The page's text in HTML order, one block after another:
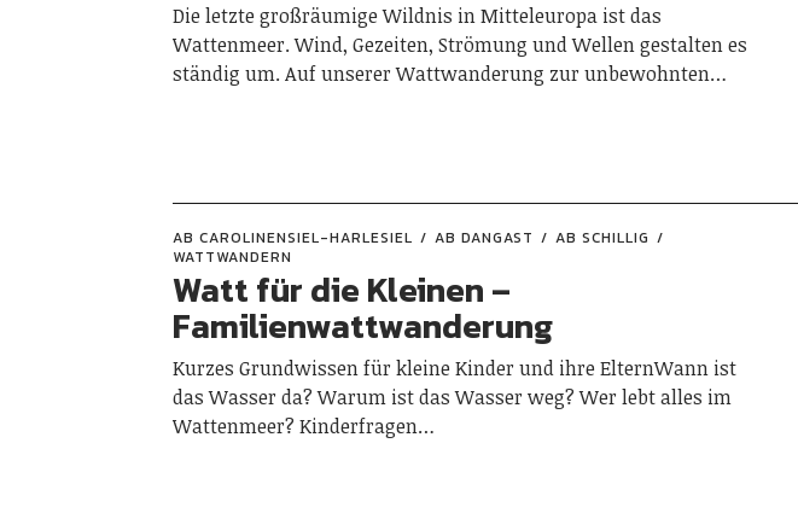
Die letzte großräumige Wildnis in Mitteleuropa ist das
Wattenmeer. Wind, Gezeiten, Strömung und Wellen gestalten es
ständig um. Auf unserer Wattwanderung zur unbewohnten…
AB CAROLINENSIEL-HARLESIEL AB DANGAST
AB SCHILLIG
WATTWANDERN
Watt für die Kleinen –
Familienwattwanderung
Kurzes Grundwissen für kleine Kinder und ihre ElternWann ist
das Wasser da? Warum ist das Wasser weg? Wer lebt alles im
Wattenmeer? Kinderfragen…